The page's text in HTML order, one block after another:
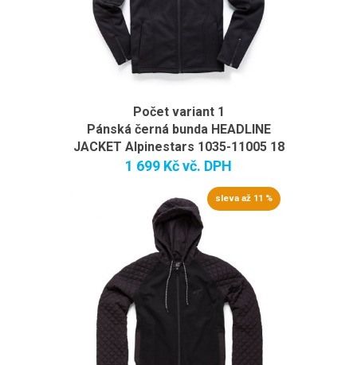
Počet variant 1
Pánská černá bunda HEADLINE
JACKET Alpinestars 1035-11005 18
1 699 Kčvč. DPH
sleva až 11 %